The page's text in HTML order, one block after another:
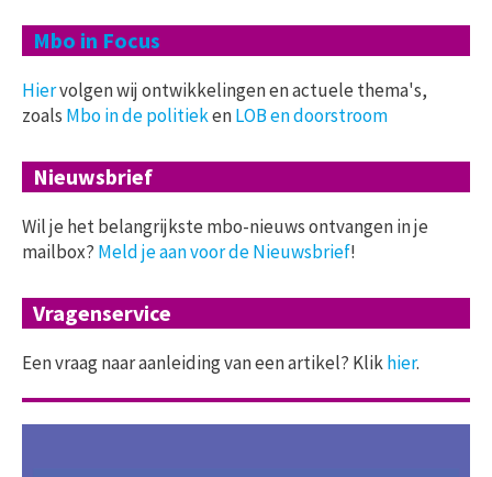
Mbo in Focus
Hiervolgen wij ontwikkelingen en actuele thema's,
zoals Mbo in de politiekenLOB en doorstroom
Nieuwsbrief
Wil je het belangrijkste mbo-nieuws ontvangen in je
mailbox? Meld je aan voor de Nieuwsbrief!
Vragenservice
Een vraag naar aanleiding van een artikel? Klikhier.